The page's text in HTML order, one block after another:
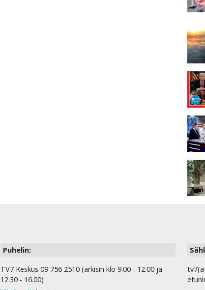
Puhelin:
TV7 Keskus 09 756 2510 (arkisin klo 9.00 - 12.00 ja
12.30 - 16.00)